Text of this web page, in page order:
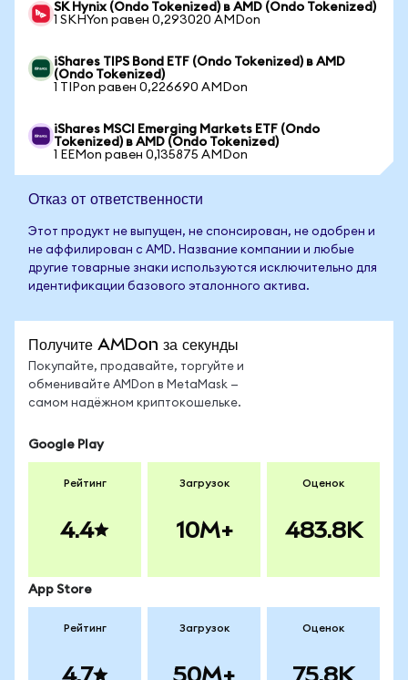
SK Hynix (Ondo Tokenized) в AMD (Ondo Tokenized)
1 SKHYon равен 0,293020 AMDon
iShares TIPS Bond ETF (Ondo Tokenized) в AMD
(Ondo Tokenized)
1 TIPon равен 0,226690 AMDon
iShares MSCI Emerging Markets ETF (Ondo
Tokenized) в AMD (Ondo Tokenized)
1 EEMon равен 0,135875 AMDon
Отказ от ответственности
Этот продукт не выпущен, не спонсирован, не одобрен и
не аффилирован с AMD. Название компании и любые
другие товарные знаки используются исключительно для
идентификации базового эталонного актива.
Получите AMDon за секунды
Покупайте, продавайте, торгуйте и
обменивайте AMDon в MetaMask —
самом надёжном криптокошельке.
Google Play
Рейтинг
4.4
Загрузок
10M+
Оценок
483.8K
App Store
Рейтинг
4.7
Загрузок
50M+
Оценок
75.8K